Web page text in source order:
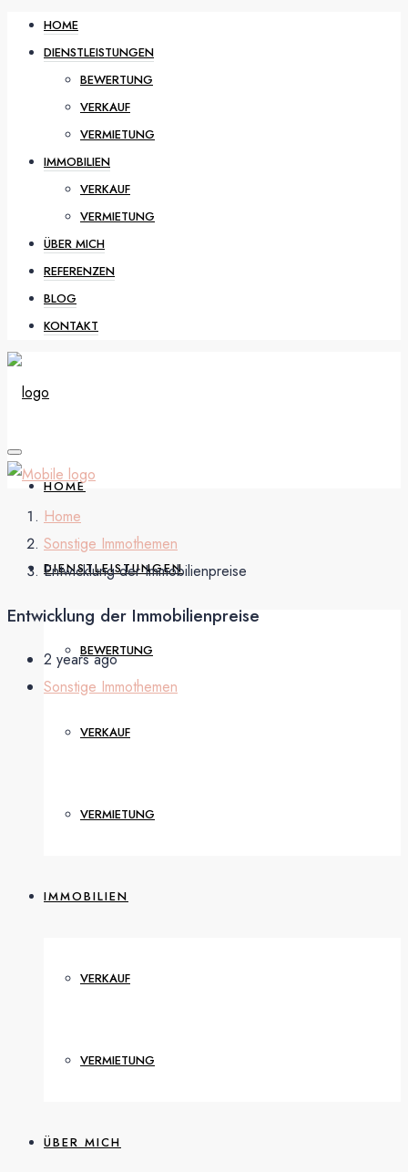
HOME
DIENSTLEISTUNGEN
BEWERTUNG
VERKAUF
VERMIETUNG
IMMOBILIEN
VERKAUF
VERMIETUNG
ÜBER MICH
REFERENZEN
BLOG
KONTAKT
HOME
DIENSTLEISTUNGEN
BEWERTUNG
VERKAUF
VERMIETUNG
IMMOBILIEN
VERKAUF
VERMIETUNG
ÜBER MICH
Home
Sonstige Immothemen
Entwick­lung der Immobilien­preise
Entwick­lung der Immobilien­preise
2 years ago
Sonstige Immothemen